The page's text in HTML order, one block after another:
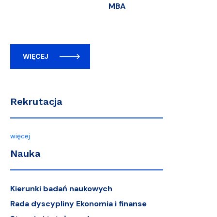
MBA
WIĘCEJ
Rekrutacja
więcej
Nauka
Kierunki badań naukowych
Rada dyscypliny Ekonomia i finanse